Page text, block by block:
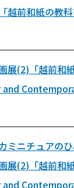
越前和紙の教
展(2)「越前和
and
ミニチュアのひ
展(2)「越前和
and